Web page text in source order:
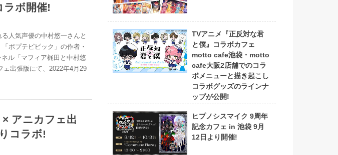
ラボ開催!
人気声優の中村悠一さんと
ポプテピピック」の作者・
ル「マフィア梶田と中村悠
出張版にて、2022年4月29
アニカフェ出
コラボ!
TVアニメ『正反対な君
と僕』コラボカフェ
motto cafe池袋・motto
cafe大阪2店舗でのコラ
ボメニューと描き起こし
コラボグッズのラインナ
ップが公開!
ヒプノシスマイク 9周年
記念カフェ in 池袋 9月
12日より開催!